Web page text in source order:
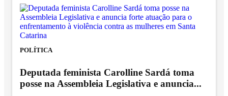
POLÍTICA
Deputada feminista Carolline Sardá toma
posse na Assembleia Legislativa e anuncia...